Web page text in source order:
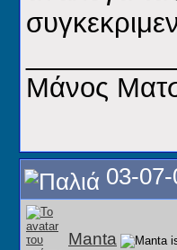
Μάνος
03-
Manta